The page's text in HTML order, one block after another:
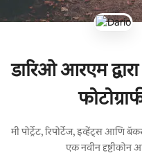
डारिओ आरएम
मी पोर्ट्रेट, रिपोर्टेज, इव्हेंट्स आणि
एक नवीन दृष्टीकोन